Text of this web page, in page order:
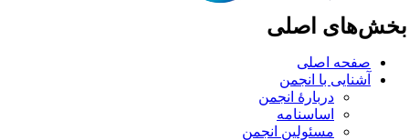
اصلی
صفحه اصلی
آشنایی با انجمن
دربارۀ انجمن
اساسنامه
مسئولین انجمن